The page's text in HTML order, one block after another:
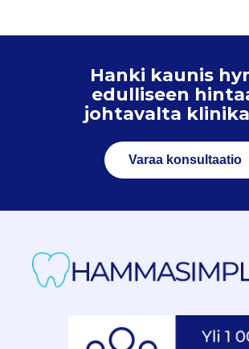
Hanki kaunis
edulliseen
johtavalta
Varaa konsultaatio